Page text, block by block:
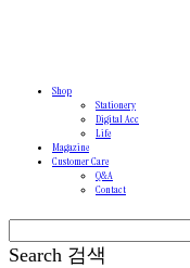
Shop
Stationery
Digital Acc
Life
Magazine
Customer Care
Q&A
Contact
Search 검색